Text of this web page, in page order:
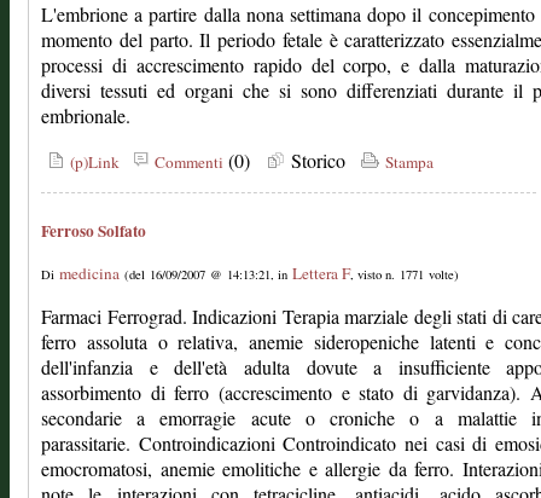
L'embrione a partire dalla nona settimana dopo il
momento del parto. Il periodo fetale è caratterizzato
processi di accrescimento rapido del corpo, e dalla
diversi tessuti ed organi che si sono differenziati durante il
embrionale.
(p)Link Commenti (0) Storico Stampa
Ferroso Solfato
Di medicina (del 16/09/2007 @ 14:13:21, in Lettera F, visto n. 1771 volte)
Farmaci Ferrograd. Indicazioni Terapia marziale degli stati di
ferro assoluta o relativa, anemie sideropeniche latenti e
dell'infanzia e dell'età adulta dovute a insufficiente
assorbimento di ferro (accrescimento e stato di garvidanza).
secondarie a emorragie acute o croniche o a malattie
parassitarie. Controindicazioni Controindicato nei casi di
emocromatosi, anemie emolitiche e allergie da ferro.